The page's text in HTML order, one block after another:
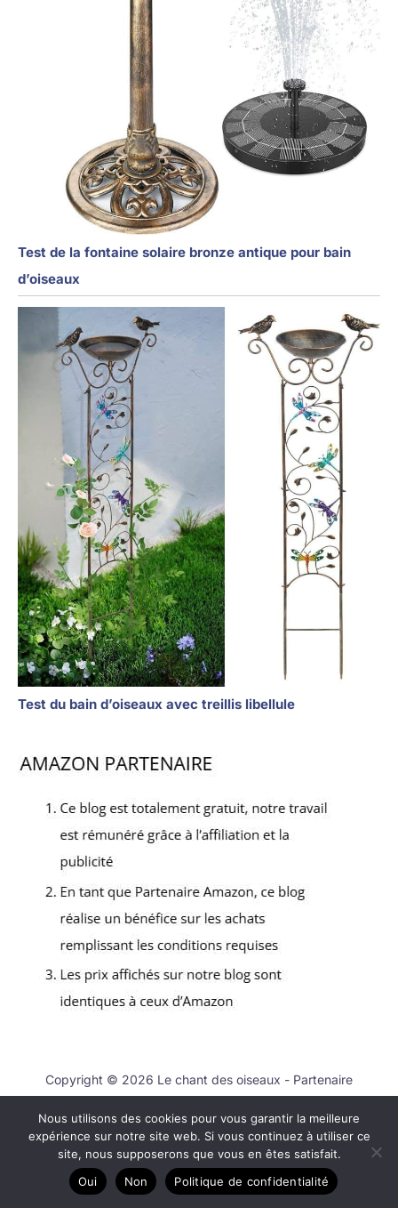
Test de la fontaine solaire bronze antique pour bain
d’oiseaux
Test du bain d’oiseaux avec treillis libellule
Copyright © 2026 Le chant des oiseaux - Partenaire
A propos
Contact
Plan du site
Nous utilisons des cookies pour vous garantir la meilleure
expérience sur notre site web. Si vous continuez à utiliser ce
site, nous supposerons que vous en êtes satisfait.
Oui
Non Politique de confidentialité